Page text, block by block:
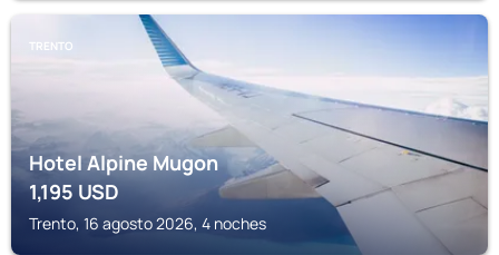
TRENTO
Hotel Alpine Mugon
1,195USD
Trento, 16 agosto 2026, 4 noches